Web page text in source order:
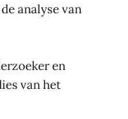
analyse van
en
van het